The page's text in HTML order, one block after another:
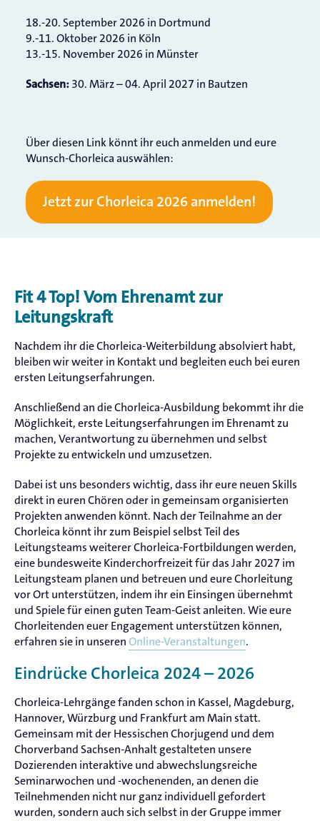
18.-20. September 2026 in Dortmund
9.-11. Oktober 2026 in Köln
13.-15. November 2026 in Münster
Sachsen:30. März – 04. April 2027 in Bautzen
Über diesen Link könnt ihr euch anmelden und eure
Wunsch-Chorleica auswählen:
Jetzt zur Chorleica 2026 anmelden!
Fit 4 Top! Vom Ehrenamt zur
Leitungskraft
Nachdem ihr die Chorleica-Weiterbildung absolviert habt,
bleiben wir weiter in Kontakt und begleiten euch bei euren
ersten Leitungserfahrungen.
Anschließend an die Chorleica-Ausbildung bekommt ihr die
Möglichkeit, erste Leitungserfahrungen im Ehrenamt zu
machen, Verantwortung zu übernehmen und selbst
Projekte zu entwickeln und umzusetzen.
Dabei ist uns besonders wichtig, dass ihr eure neuen Skills
direkt in euren Chören oder in gemeinsam organisierten
Projekten anwenden könnt. Nach der Teilnahme an der
Chorleica könnt ihr zum Beispiel selbst Teil des
Leitungsteams weiterer Chorleica-Fortbildungen werden,
eine bundesweite Kinderchorfreizeit für das Jahr 2027 im
Leitungsteam planen und betreuen und eure Chorleitung
vor Ort unterstützen, indem ihr ein Einsingen übernehmt
und Spiele für einen guten Team-Geist anleiten. Wie eure
Chorleitenden euer Engagement unterstützen können,
erfahren sie in unserenOnline-Veranstaltungen.
Eindrücke Chorleica 2024 – 2026
Chorleica-Lehrgänge fanden schon in Kassel, Magdeburg,
Hannover, Würzburg und Frankfurt am Main statt.
Gemeinsam mit der Hessischen Chorjugend und dem
Chorverband Sachsen-Anhalt gestalteten unsere
Dozierenden interaktive und abwechslungsreiche
Seminarwochen und -wochenenden, an denen die
Teilnehmenden nicht nur ganz individuell gefordert
wurden, sondern auch sich selbst in der Gruppe immer